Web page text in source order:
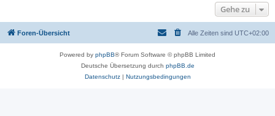
Gehe zu
Foren-Übersicht Alle Zeiten sind UTC+02:00
Powered by phpBB® Forum Software © phpBB Limited
Deutsche Übersetzung durch phpBB.de
Datenschutz| Nutzungsbedingungen